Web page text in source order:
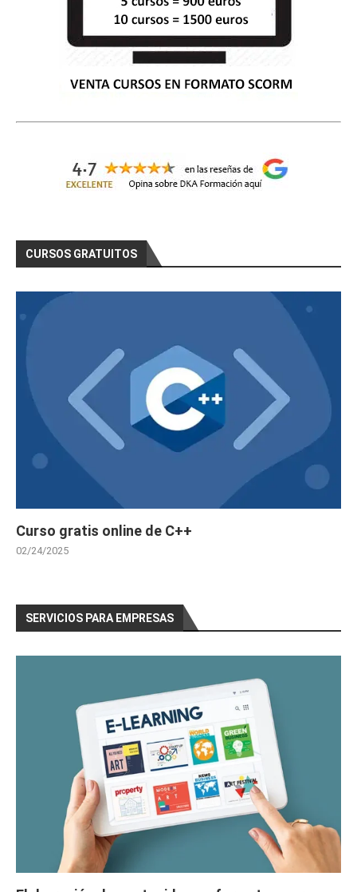
CURSOS GRATUITOS
Curso gratis online de C++
02/24/2025
SERVICIOS PARA EMPRESAS